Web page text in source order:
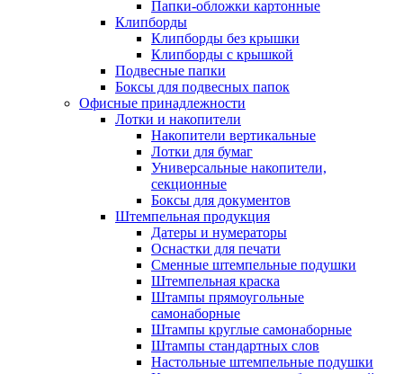
Папки-обложки картонные
Клипборды
Клипборды без крышки
Клипборды с крышкой
Подвесные папки
Боксы для подвесных папок
Офисные принадлежности
Лотки и накопители
Накопители вертикальные
Лотки для бумаг
Универсальные накопители,
секционные
Боксы для документов
Штемпельная продукция
Датеры и нумераторы
Оснастки для печати
Сменные штемпельные подушки
Штемпельная краска
Штампы прямоугольные
самонаборные
Штампы круглые самонаборные
Штампы стандартных слов
Настольные штемпельные подушки